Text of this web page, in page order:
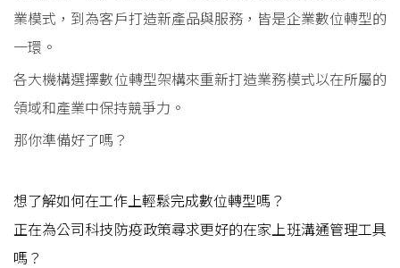
業模式，到為客戶打造新產品與服務，皆是企業數位轉型的
一環。
各大機構選擇數位轉型架構來重新打造業務模式以在所屬的
領域和產業中保持競爭力。
那你準備好了嗎？
想了解如何在工作上輕鬆完成數位轉型嗎？
正在為公司科技防疫政策尋求更好的在家上班溝通管理工具
嗎？